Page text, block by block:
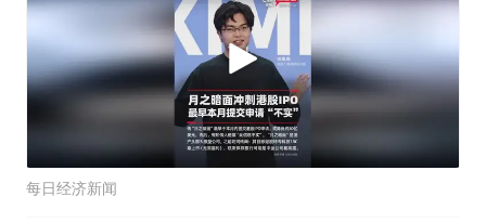
每日经济新闻